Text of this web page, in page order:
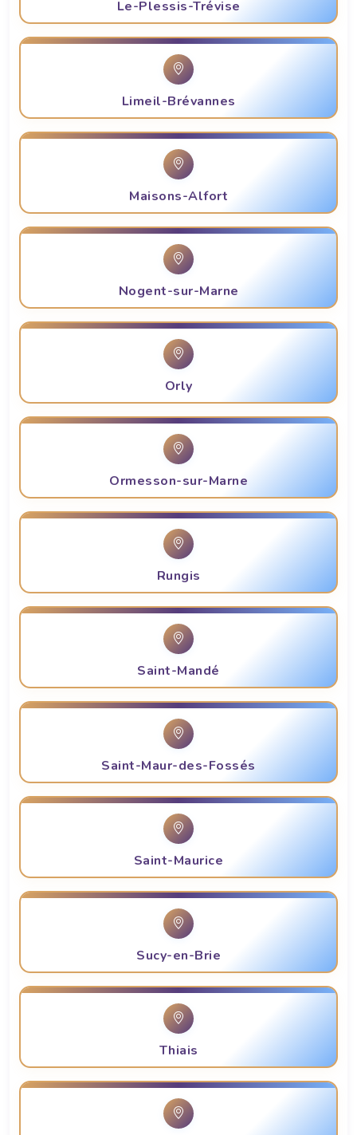
Le-Plessis-Trévise
Limeil-Brévannes
Maisons-Alfort
Nogent-sur-Marne
Orly
Ormesson-sur-Marne
Rungis
Saint-Mandé
Saint-Maur-des-Fossés
Saint-Maurice
Sucy-en-Brie
Thiais